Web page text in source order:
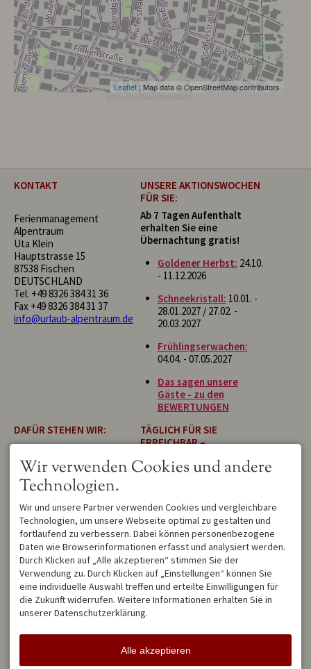
Leaflet | Map data © OpenStreetMap contributors
KONTAKT
Ferienmanagement
Alpentraum
Uta Klein
Hauptstrasse 15
87538 Fischen
DEUTSCHLAND
Tel. +49 8326 384 31 36
Fax +49 8326 384 31 37
info@urlaub-alpentraum.de
UNSERE AKTIONSWOCHEN
FÜR SIE:
Ab 7 Tagen Aufenthalt
erhalten Sie eine
Übernachtung gratis!
Goldener Herbst: 24.10.
- 11.12.2026
Schneekristall: 10.01. -
28.01.2027 / 27.02. -
20.03.2027
Frühlingserwachen:
04.04. - 07.05.2027
Das sagen unsere
Gäste - zu den
BEWERTUNGEN
DAFÜR STEHEN WIR:
Direktbuchung
persönliche Betreuung
durch dieAlpenträumer
keine Anzahlung im
Vorfeld
moderne und
zeitgemäße Einrichtung
nur klassifizierte
(Sterne) Wohnungen
hochwertige
Bettwäsche/Handtücher
eigener Parkplatz
mit Balkon/Terrasse
TÄGLICH FÜR SIE
ERREICHBAR –
ZUVERLÄSSIG
Sonntag für Sie da. Sollten
wir gerade unterwegs sein,
hinterlassen Sie einfach eine
Nachricht auf dem
Anrufbeantworter oder
schreiben Sie uns eine E-
Mail.
Wir melden uns
schnellstmöglich zurück und
beantworten Ihre Fragen mit
der gewohnten Sorgfalt.
Wir verwenden Cookies und andere
Technologien.
Wir und unsere Partner verwenden Cookies und vergleichbare
Technologien, um unsere Webseite optimal zu gestalten und
fortlaufend zu verbessern. Dabei können personenbezogene
Daten wie Browserinformationen erfasst und analysiert werden.
Durch Klicken auf „Alle akzeptieren“ stimmen Sie der
Verwendung zu. Durch Klicken auf „Einstellungen“ können Sie
eine individuelle Auswahl treffen und erteilte Einwilligungen für
die Zukunft widerrufen. Weitere Informationen erhalten Sie in
unserer Datenschutzerklärung.
Alle akzeptieren